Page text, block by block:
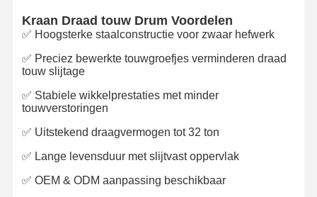
Kraan Draad touw Drum Voordelen
✅ Hoogsterke staalconstructie voor zwaar hefwerk
✅ Preciez bewerkte touwgroefjes verminderen draad
touw slijtage
✅ Stabiele wikkelprestaties met minder
touwverstoringen
✅ Uitstekend draagvermogen tot 32 ton
✅ Lange levensduur met slijtvast oppervlak
✅ OEM & ODM aanpassing beschikbaar